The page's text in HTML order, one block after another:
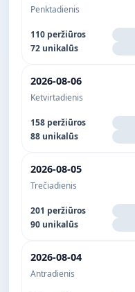
Penktadienis
110 peržiūros
72 unikalūs
2026-08-06
Ketvirtadienis
158 peržiūros
88 unikalūs
2026-08-05
Trečiadienis
201 peržiūros
90 unikalūs
2026-08-04
Antradienis